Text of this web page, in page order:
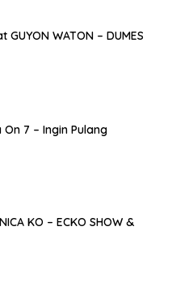
GUYON WATON – DUMES
On 7 – Ingin Pulang
KO – ECKO SHOW &